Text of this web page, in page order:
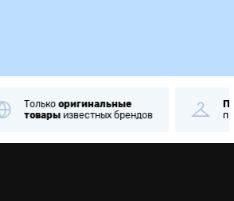
брендов
Примерка
при получении